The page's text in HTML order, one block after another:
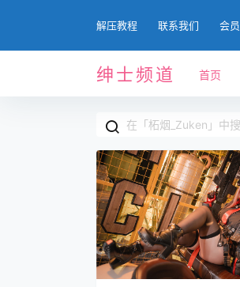
解压教程 联系我们 会员
绅士频道 首页